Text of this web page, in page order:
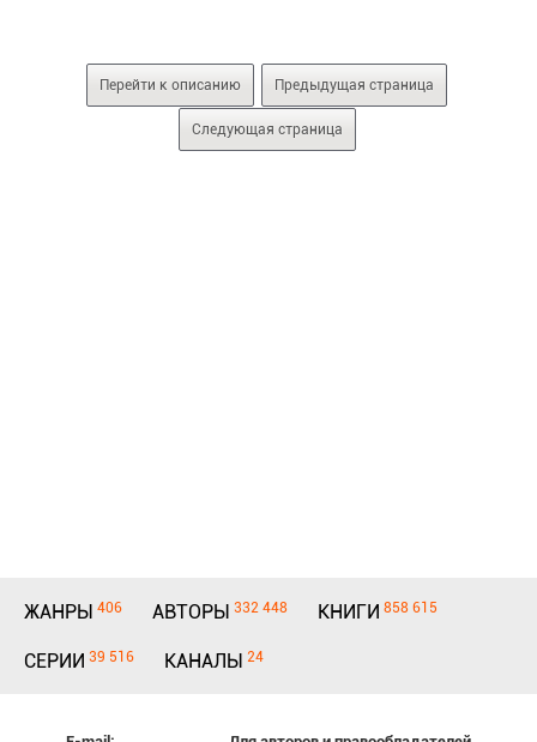
Перейти к описанию Предыдущая страница
Следующая страница
ЖАНРЫ 406 АВТОРЫ 332 448 КНИГИ 858 615
СЕРИИ 39 516 КАНАЛЫ 24